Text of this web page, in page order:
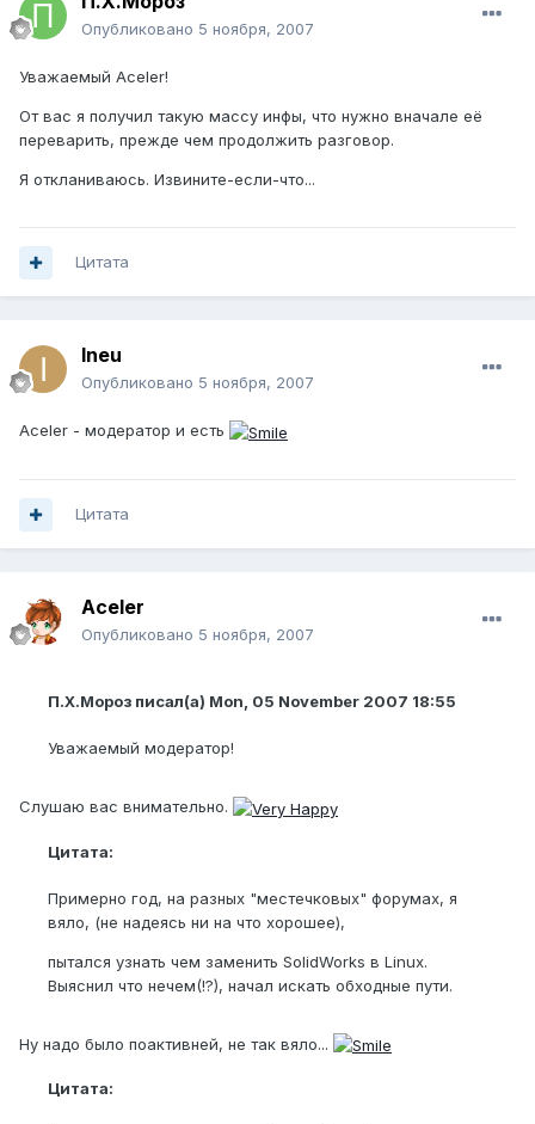
Опубликовано 5 ноября, 2007
Уважаемый Aceler!
От вас я получил такую массу инфы, что нужно вначале её
переварить, прежде чем продолжить разговор.
Я откланиваюсь. Извините-если-что...
Цитата
Ineu
Опубликовано 5 ноября, 2007
Aceler - модератор и есть
Цитата
Aceler
Опубликовано 5 ноября, 2007
П.Х.Мороз писал(а) Mon, 05 November 2007 18:55
Уважаемый модератор!
Слушаю вас внимательно.
Цитата:
Примерно год, на разных "местечковых" форумах, я
вяло, (не надеясь ни на что хорошее),
пытался узнать чем заменить SolidWorks в Linux.
Выяснил что нечем(!?), начал искать обходные пути.
Ну надо было поактивней, не так вяло...
Цитата: